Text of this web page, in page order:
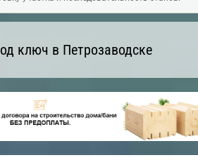
ключ в Петрозаводске